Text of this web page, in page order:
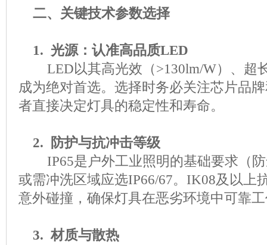
二、关键技术参数选择
1. 光源：认准高品质LED
LED以其高光效（>130lm/W）、超
成为绝对首选。选择时务必关注芯片品
者直接决定灯具的稳定性和寿命。
2. 防护与抗冲击等级
IP65是户外工业照明的基础要求（
或需冲洗区域应选IP66/67。IK08及以上
意外碰撞，确保灯具在恶劣环境中可靠
3. 材质与散热